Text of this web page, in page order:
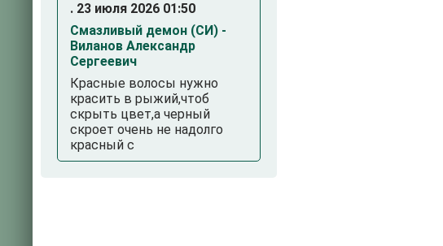
. 23 июля 2026 01:50
Смазливый демон (СИ) -
Виланов Александр
Сергеевич
Красные волосы нужно
красить в рыжий,чтоб
скрыть цвет,а черный
скроет очень не надолго
красный с